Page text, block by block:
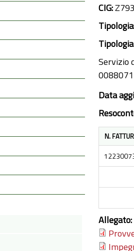
CIG:
Servizio
Data
N.
Allegato: